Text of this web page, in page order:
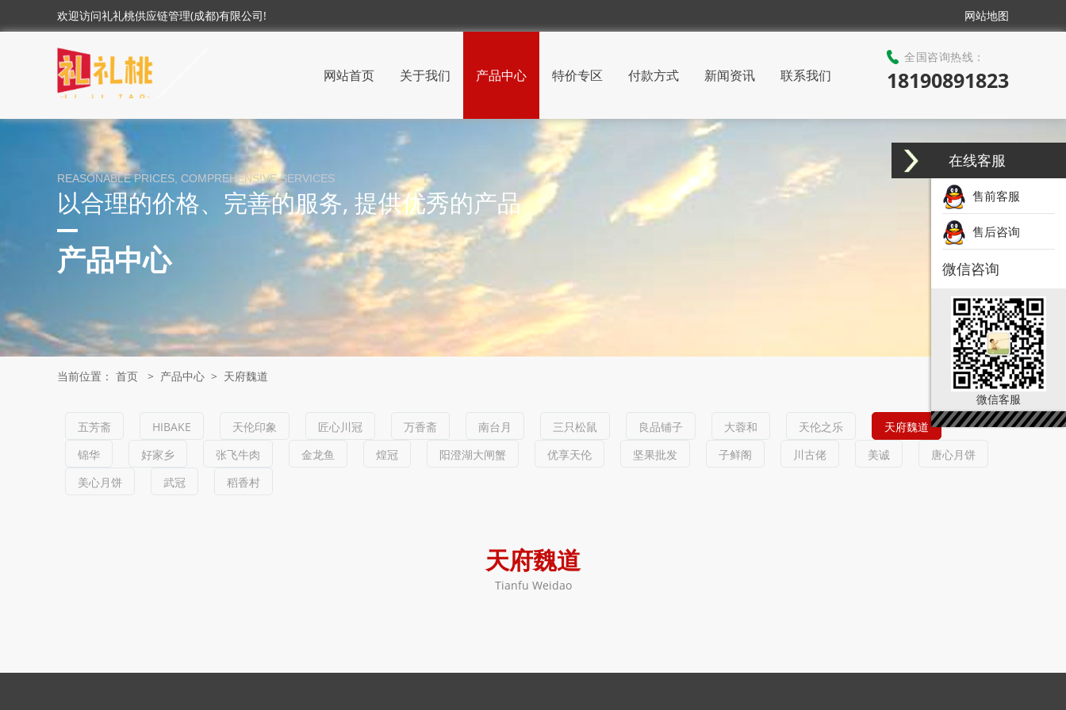
欢迎访问礼礼桃供应链管理(成都)有限公司! 网站地图
网站首页 关于我们 产品中心 特价专区 付款方式 新闻资讯 联系我们
全国咨询热线：
18190891823
REASONABLE PRICES, COMPREHENSIVE SERVICES
以合理的价格、完善的服务, 提供优秀的产品
产品中心
当前位置： 首页 > 产品中心 > 天府魏道
五芳斋 HIBAKE 天伦印象 匠心川冠 万香斋 南台月 三只松鼠 良品铺子 大蓉和 天伦之乐
天府魏道
锦华
好家乡 张飞牛肉 金龙鱼 煌冠 阳澄湖大闸蟹 优享天伦 坚果批发 子鲜阁 川古佬 美诚
唐心月饼
美心月饼
武冠 稻香村
天府魏道
Tianfu Weidao
在线客服
售前客服
售后咨询
微信咨询
微信客服